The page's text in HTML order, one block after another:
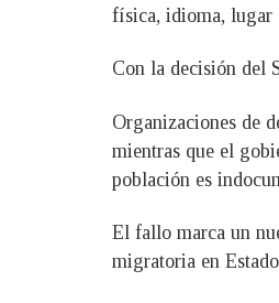
física, idioma, lugar
Con la decisión del
Organizaciones de
mientras que el
población es
El fallo marca un
migratoria en